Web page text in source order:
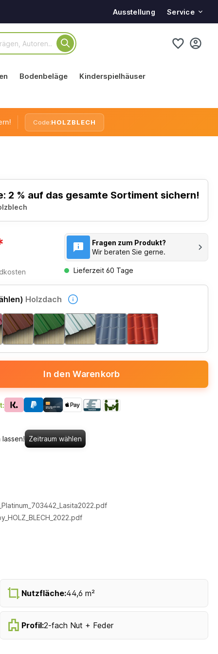
Ausstellung Service
Bodenbeläge Kinderspielhäuser
Code:HOLZBLECH
2 % auf das gesamte Sortiment sichern!
Fragen zum Produkt?
Wir beraten Sie gerne.
Lieferzeit 60 Tage
Holzdach
In den Warenkorb
Zeitraum wählen
Nutzfläche:44,6 m²
Profil:2-fach Nut + Feder